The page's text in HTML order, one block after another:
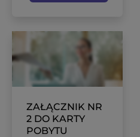
ZAŁĄCZNIK NR
2 DO KARTY
POBYTU